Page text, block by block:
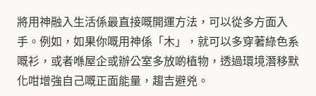
將用神融入生活係最直接嘅開運方法，可以從多方面入
手。例如，如果你嘅用神係「木」，就可以多穿著綠色系
嘅衫，或者喺屋企或辦公室多放啲植物，透過環境潛移默
化咁增強自己嘅正面能量，趨吉避兇。